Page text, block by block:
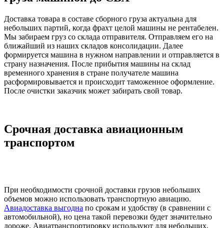
Доставка товара в составе сборного груза актуальна для
небольших партий, когда фрахт целой машины не рентабелен.
Мы забираем груз со склада отправителя. Отправляем его на
ближайший из наших складов консолидации. Далее
формируется машина в нужном направлении и отправляется в
страну назначения. После прибытия машины на склад
временного хранения в стране получателе машина
расформировывается и происходит таможенное оформление.
После очистки заказчик может забирать свой товар.
Срочная доставка авиационным
транспортом
При необходимости срочной доставки грузов небольших
объемов можно использовать транспортную авиацию.
Авиадоставка выгодна по срокам и удобству (в сравнении с
автомобильной), но цена такой перевозки будет значительно
дороже. Авиатранспортировку используют для небольших,